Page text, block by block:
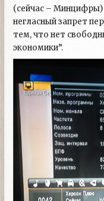
(сейчас – Минцифры)
негласный запрет
тем, что нет
экономики”.